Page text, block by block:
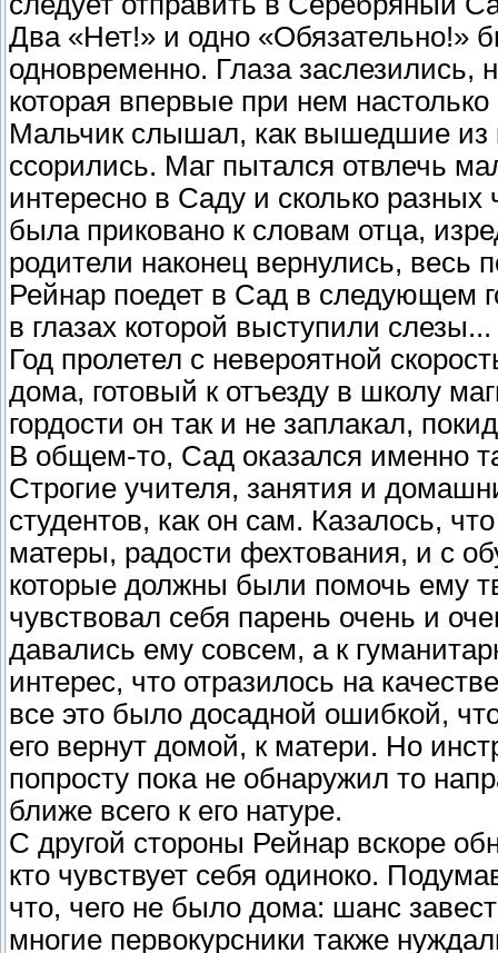
Два «Нет!» и одно «Обязательно!»
одновременно. Глаза заслезились,
которая впервые при нем
Мальчик слышал, как вышедшие из
ссорились. Маг пытался отвлечь
интересно в Саду и сколько
была приковано к словам отца,
родители наконец вернулись, весь
Рейнар поедет в Сад в следующем
в глазах которой выступили слезы...
Год пролетел с невероятной
дома, готовый к отъезду в школу
гордости он так и не заплакал,
В общем-то, Сад оказался именно
Строгие учителя, занятия и
студентов, как он сам. Казалось,
матеры, радости фехтования, и с
которые должны были помочь ему
чувствовал себя парень очень и
давались ему совсем, а к
интерес, что отразилось на
все это было досадной ошибкой,
его вернут домой, к матери. Но
попросту пока не обнаружил то
ближе всего к его натуре.
С другой стороны Рейнар вскоре
кто чувствует себя одиноко.
что, чего не было дома: шанс
многие первокурсники также